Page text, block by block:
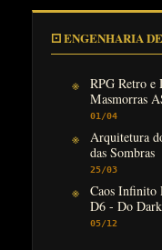
⚀ ENGENHARIA
RPG Retro e
Masmorras
01/04
Arquitetura
das Sombras
25/03
Caos Infinito
D6 - Do
05/12